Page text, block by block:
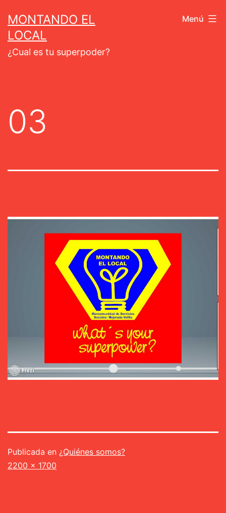
contenido
MONTANDO EL
LOCAL
¿Cual es tu superpoder?
Menú
03
Publicada en ¿Quiénes somos?
Tamaño
2200 × 1700